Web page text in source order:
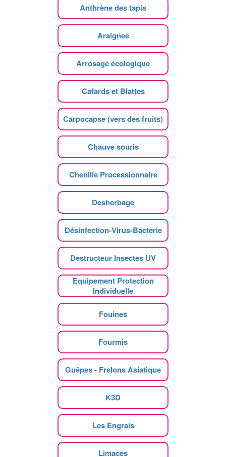
Anthrène des tapis
Araignee
Arrosage écologique
Cafards et Blattes
Carpocapse (vers des fruits)
Chauve souris
Chenille Processionnaire
Desherbage
Désinfection-Virus-Bacterie
Destructeur Insectes UV
Equipement Protection
Individuelle
Fouines
Fourmis
Guêpes - Frelons Asiatique
K3D
Les Engrais
Limaces